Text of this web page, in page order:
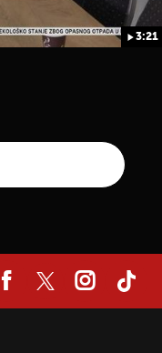
3:21